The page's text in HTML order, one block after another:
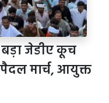
बड़ा जेडीए कूच
मार्च, आयुक्त